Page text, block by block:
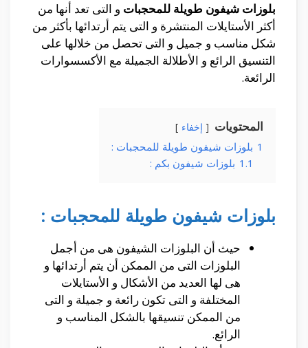
بلوزات شيفون طويلة للمحجبات و التى تعد أنها من
أكثر الأستايلات المنتشرة و التى يتم أرتدائها بأكثر من
شكل مناسب و جميل و التى تحصل من خلالها على
التنسيق الرائع و الأطلالة الجميلة مع الأكسسوارات
الرائعة.
المحتويات إخفاء
1 بلوزات شيفون طويلة للمحجبات :
1.1 بلوزات شيفون بكم :
بلوزات شيفون طويلة للمحجبات :
حيث أن البلوزات الشيفون هى من أجمل
البلوزات التى من الممكن أن يتم أرتدائها و
هى لها العديد من الأشكال و الأستايلات
المختلفة و التى تكون رائعة و جميلة و التى
من الممكن تنسيقها بالشكل المناسب و
الرائع.